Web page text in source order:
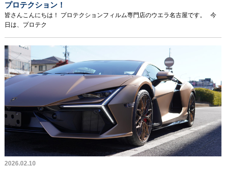
プロテクション！
皆さんこんにちは！ プロテクションフィルム専門店のウエラ名古屋です。 今
日は、プロテク
2026.02.10